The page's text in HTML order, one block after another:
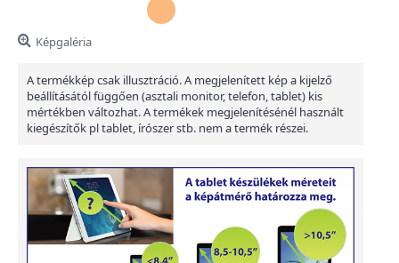
Képgaléria
A termékkép csak illusztráció. A megjelenített kép a kijelző
beállításától függően (asztali monitor, telefon, tablet) kis
mértékben változhat. A termékek megjelenítésénél használt
kiegészítők pl tablet, írószer stb. nem a termék részei.